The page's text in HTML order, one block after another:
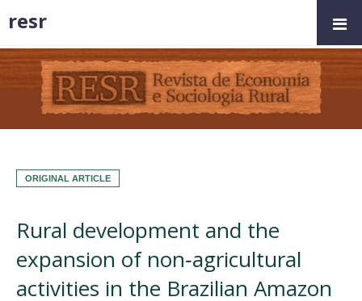
ORIGINAL ARTICLE
Rural development and the
expansion of non‑agricultural
activities in the Brazilian Amazon
resr